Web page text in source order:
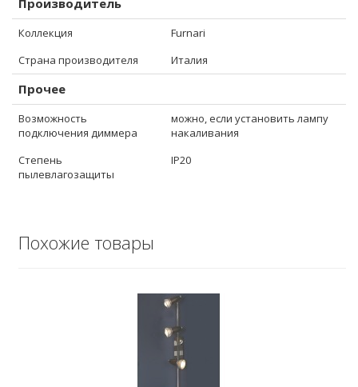
Производитель
Коллекция
Furnari
Страна производителя
Италия
Прочее
Возможность
подключения диммера
можно, если установить лампу
накаливания
Степень
пылевлагозащиты
IP20
Похожие товары